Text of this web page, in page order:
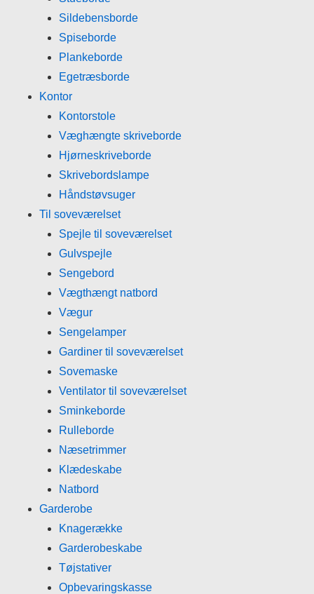
Sildebensborde
Spiseborde
Plankeborde
Egetræsborde
Kontor
Kontorstole
Væghængte skriveborde
Hjørneskriveborde
Skrivebordslampe
Håndstøvsuger
Til soveværelset
Spejle til soveværelset
Gulvspejle
Sengebord
Vægthængt natbord
Vægur
Sengelamper
Gardiner til soveværelset
Sovemaske
Ventilator til soveværelset
Sminkeborde
Rulleborde
Næsetrimmer
Klædeskabe
Natbord
Garderobe
Knagerække
Garderobeskabe
Tøjstativer
Opbevaringskasse